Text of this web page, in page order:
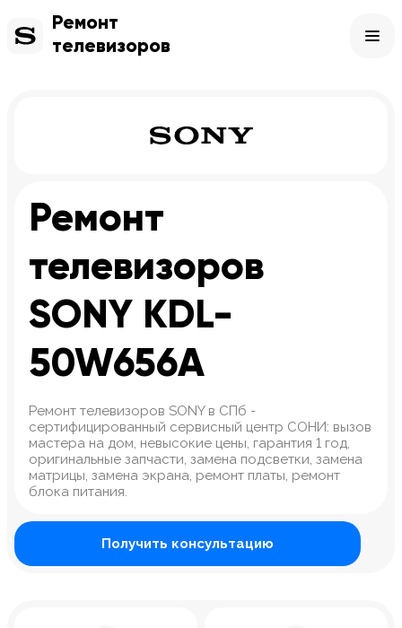
Ремонт
телевизоров
Ремонт
телевизоров
SONY KDL-
50W656A
Ремонт телевизоров SONY в СПб -
сертифицированный сервисный центр СОНИ: вызов
мастера на дом, невысокие цены, гарантия 1 год,
оригинальные запчасти, замена подсветки, замена
матрицы, замена экрана, ремонт платы, ремонт
блока питания.
Получить консультацию